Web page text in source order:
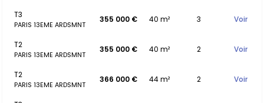
T3
PARIS 13EME ARDSMNT
355 000 € 40 m² 3 Voir
T2
PARIS 13EME ARDSMNT
355 000 € 40 m² 2 Voir
T2
PARIS 13EME ARDSMNT
366 000 € 44 m² 2 Voir